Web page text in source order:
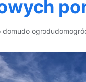
domudo ogrodudom